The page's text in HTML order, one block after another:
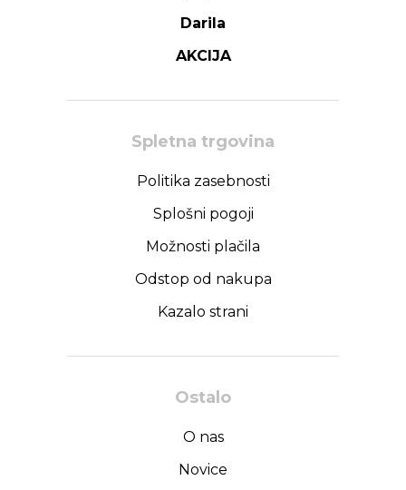
Darila
AKCIJA
Spletna trgovina
Politika zasebnosti
Splošni pogoji
Možnosti plačila
Odstop od nakupa
Kazalo strani
Ostalo
O nas
Novice